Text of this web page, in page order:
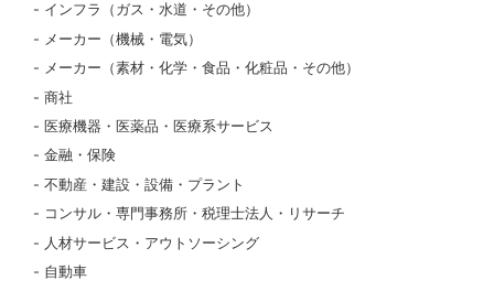
インフラ（ガス・水道・その他）
メーカー（機械・電気）
メーカー（素材・化学・食品・化粧品・その他）
商社
医療機器・医薬品・医療系サービス
金融・保険
不動産・建設・設備・プラント
コンサル・専門事務所・税理士法人・リサーチ
人材サービス・アウトソーシング
自動車